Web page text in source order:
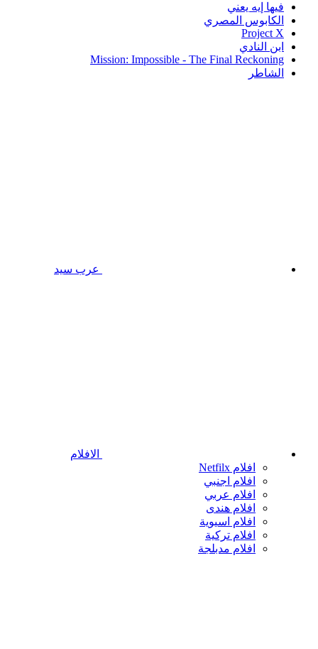
فيها إيه يعني
الكابوس المصري
Project X
ابن النادي
Mission: Impossible - The Final Reckoning
الشاطر
عرب سيد
الافلام
افلام Netfilx
افلام اجنبي
افلام عربي
افلام هندى
افلام اسيوية
افلام تركية
افلام مدبلجة